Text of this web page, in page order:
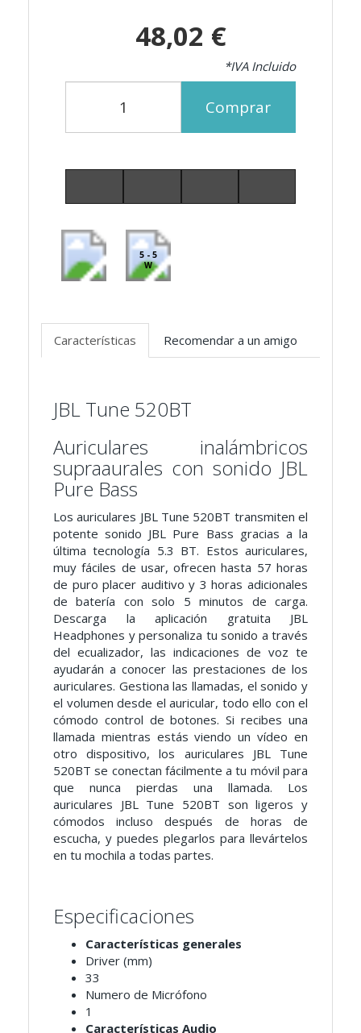
48,02 €
*IVA Incluido
Comprar
5 - 5
W
Características Recomendar a un amigo
JBL Tune 520BT
Auriculares inalámbricos
supraaurales con sonido JBL
Pure Bass
Los auriculares JBL Tune 520BT transmiten el
potente sonido JBL Pure Bass gracias a la
última tecnología 5.3 BT. Estos auriculares,
muy fáciles de usar, ofrecen hasta 57 horas
de puro placer auditivo y 3 horas adicionales
de batería con solo 5 minutos de carga.
Descarga la aplicación gratuita JBL
Headphones y personaliza tu sonido a través
del ecualizador, las indicaciones de voz te
ayudarán a conocer las prestaciones de los
auriculares. Gestiona las llamadas, el sonido y
el volumen desde el auricular, todo ello con el
cómodo control de botones. Si recibes una
llamada mientras estás viendo un vídeo en
otro dispositivo, los auriculares JBL Tune
520BT se conectan fácilmente a tu móvil para
que nunca pierdas una llamada. Los
auriculares JBL Tune 520BT son ligeros y
cómodos incluso después de horas de
escucha, y puedes plegarlos para llevártelos
en tu mochila a todas partes.
Especificaciones
Características generales
Driver (mm)
33
Numero de Micrófono
1
Características Audio